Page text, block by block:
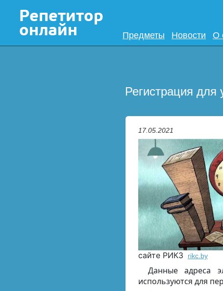
Предметы Новости О
Регистрация для
17.05.2021
сайте РИКЗ
rikc.by
Данные адреса
используются для